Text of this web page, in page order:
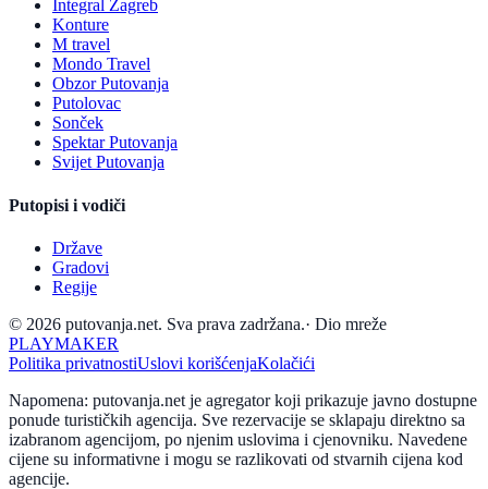
Integral Zagreb
Konture
M travel
Mondo Travel
Obzor Putovanja
Putolovac
Sonček
Spektar Putovanja
Svijet Putovanja
Putopisi i vodiči
Države
Gradovi
Regije
© 2026 putovanja.net. Sva prava zadržana.· Dio mreže
PLAYMAKER
Politika privatnostiUslovi korišćenjaKolačići
Napomena: putovanja.net je agregator koji prikazuje javno dostupne
ponude turističkih agencija. Sve rezervacije se sklapaju direktno sa
izabranom agencijom, po njenim uslovima i cjenovniku. Navedene
cijene su informativne i mogu se razlikovati od stvarnih cijena kod
agencije.